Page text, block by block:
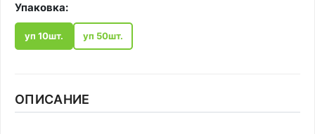
Упаковка:
уп 10шт. уп 50шт.
ОПИСАНИЕ